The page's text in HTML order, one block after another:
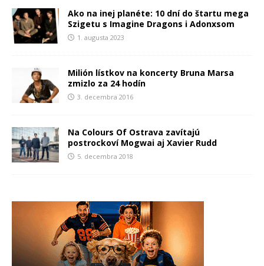
Ako na inej planéte: 10 dní do štartu mega
Szigetu s Imagine Dragons i Adonxsom
1. augusta 2023
Milión lístkov na koncerty Bruna Marsa
zmizlo za 24 hodín
3. decembra 2016
Na Colours Of Ostrava zavítajú
postrockoví Mogwai aj Xavier Rudd
5. decembra 2018